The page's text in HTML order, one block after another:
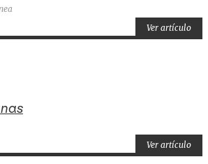
Ver artículo
Ver artículo